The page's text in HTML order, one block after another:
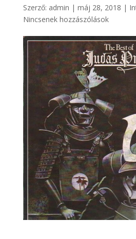
Szerző: admin | máj 28, 2018 |
Nincsenek hozzászólások